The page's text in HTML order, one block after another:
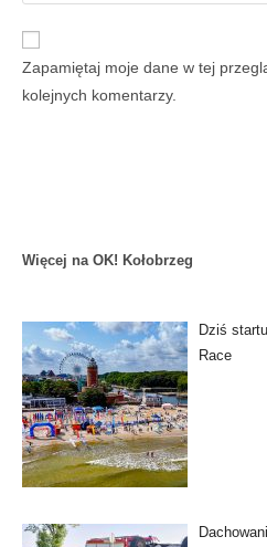
Zapamiętaj moje dane w tej
kolejnych komentarzy.
Więcej na OK! Kołobrzeg
Dziś
Race